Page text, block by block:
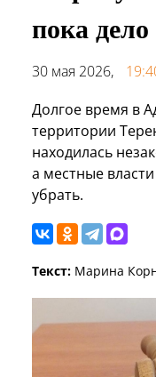
пока
30 мая 2026,
Долгое время в
территории
находилась
а местные
убрать.
Текст: Марина